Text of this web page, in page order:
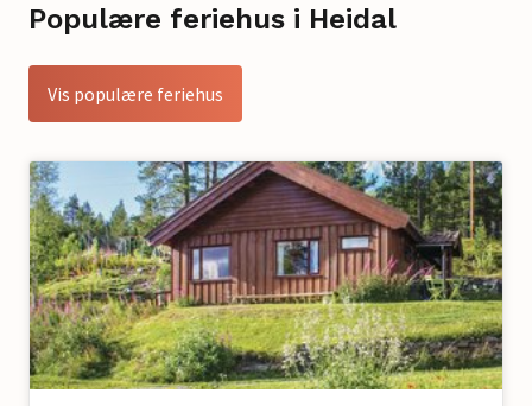
Populære feriehus i Heidal
Vis populære feriehus